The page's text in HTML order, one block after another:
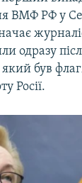
ВМФ РФ у
одразу
який був
Росії.